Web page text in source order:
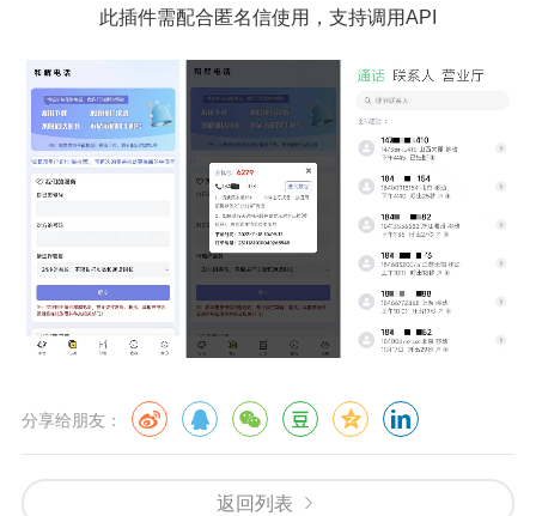
此插件需配合匿名信使用，支持调用API
分享给朋友：
返回列表